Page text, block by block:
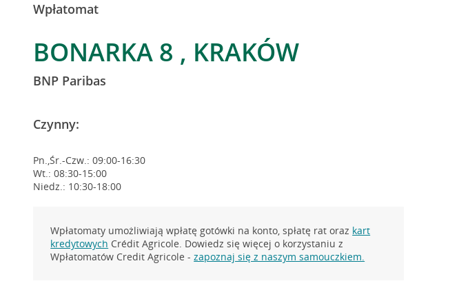
Wpłatomat
BONARKA 8 , KRAKÓW
BNP Paribas
Czynny:
Pn.,Śr.-Czw.: 09:00-16:30
Wt.: 08:30-15:00
Niedz.: 10:30-18:00
Wpłatomaty umożliwiają wpłatę gotówki na konto, spłatę rat oraz kart
kredytowych Crédit Agricole. Dowiedz się więcej o korzystaniu z
Wpłatomatów Credit Agricole -zapoznaj się z naszym samouczkiem.